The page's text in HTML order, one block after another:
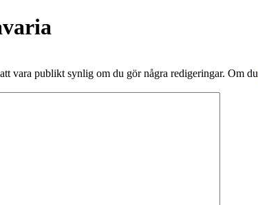
vara publikt synlig om du gör några redigeringar. Om du